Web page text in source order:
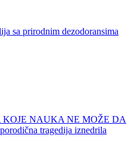
sa prirodnim dezodoransima
KOJE NAUKA NE MOŽE DA
tragedija iznedrila